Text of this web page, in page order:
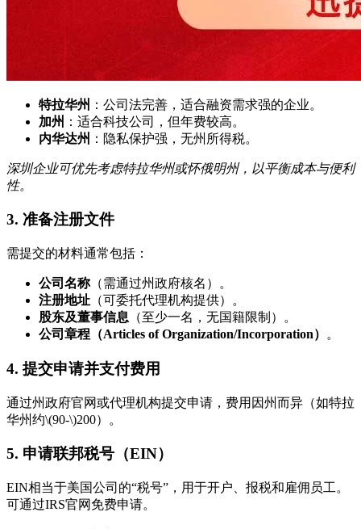
特拉华州 ：公司法完善，适合融资需求强的企业。
加州 ：适合科技公司，但年费较高。
内华达州 ：隐私保护强，无州所得税。
深圳企业可优先考虑特拉华州或怀俄明州，以平衡成本与便利
性。
3. 准备注册文件
需提交的材料通常包括：
公司名称（需通过州政府核名）。
注册地址 （可委托代理机构提供）。
股东及董事信息 （至少一名，无国籍限制）。
公司章程（Articles of Organization/Incorporation）
。
4. 提交申请并支付费用
通过州政府官网或代理机构提交申请，费用因州而异（如特拉
华州约\(90-\)200）。
5. 申请联邦税号（EIN）
EIN相当于美国公司的“税号”，用于开户、报税和雇佣员工。
可通过IRS官网免费申请。